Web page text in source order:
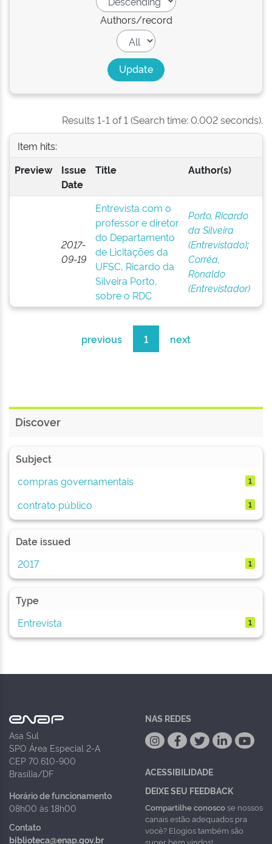
Authors/record
Results 1-1 of 1 (Search time: 0.002 seconds).
Item hits:
Preview
Issue
Date
Title Author(s)
2017-
09-19
Entrevista com o
professor e diretor
do Departamento
de Licitações da
UFSC, Ricardo da
Silveira Porto,
sobre o RDC
Porto, Ricardo
da Silveira
(Entrevistado);
Corrêa,
Ronaldo
(Entrevistador)
previous 1 next
Discover
Subject
compras governamentais
1
contrato público 1
Date issued
2017
1
Type
Entrevista
1
Asa Sul
SPO Área Especial 2-A
CEP 70.610-900
Brasília/DF
Horário de funcionamento
08h00 às 18h00
Contato
biblioteca@enap.gov.br
NAS REDES
ACESSIBILIDADE
DEIXE SEU FEEDBACK
Compartilhe conoscose nossos
canais estão adequados pra
você? Elogios também são
super bem vindos!